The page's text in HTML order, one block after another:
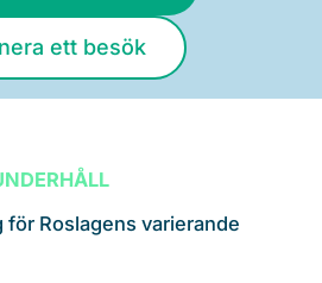
ett besök
Roslagens varierande